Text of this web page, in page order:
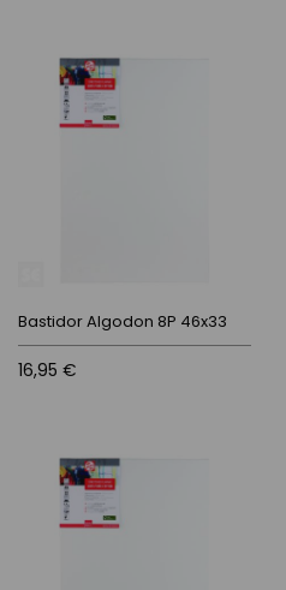
Bastidor Algodon 8P 46x33
16,95 €